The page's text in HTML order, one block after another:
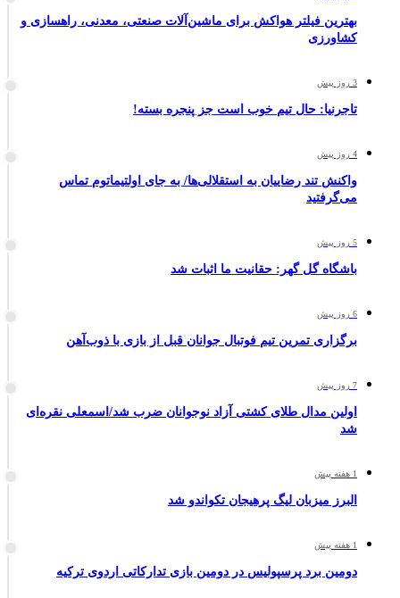
بهترین فیلتر هواکش برای ماشین‌آلات صنعتی، معدنی، راهسازی و
کشاورزی
3 روز پیش
تاجرنیا: حال تیم خوب است جز پنجره بسته!
4 روز پیش
واکنش تند رضاییان به استقلالی‌ها/ به جای اولتیماتوم تماس
می‌گرفتید
5 روز پیش
باشگاه گل گهر: حقانیت ما اثبات شد
6 روز پیش
برگزاری تمرین تیم فوتبال جوانان قبل از بازی با ذوب‌آهن
7 روز پیش
اولین مدال طلای کشتی آزاد نوجوانان ضرب شد/اسمعلی نقره‌ای
شد
1 هفته پیش
البرز میزبان لیگ پرهیجان تکواندو شد
1 هفته پیش
دومین برد پرسپولیس در دومین بازی تدارکاتی اردوی ترکیه